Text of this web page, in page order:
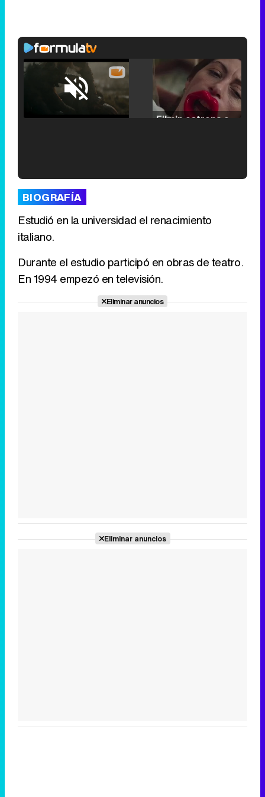
Unmute /
Loaded :
BIOGRAFÍA
Estudió en la universidad el renacimiento
italiano.
Durante el estudio participó en obras de teatro.
En 1994 empezó en televisión.
Eliminar anuncios
Eliminar anuncios